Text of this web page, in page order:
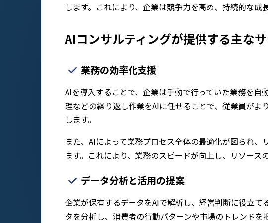
します。これにより、企業は競争力を高め、持続的な成
AIコンサルティングが提供する主な
業務の効率化支援
AIを導入することで、企業は手動で行っていた業務を自
理などの繰り返し作業をAIに任せることで、従業員がよ
します。
また、AIによって業務プロセス全体の最適化が図られ、
ます。これにより、業務のスピードが向上し、リソース
データ分析と活用の提案
企業が保有するデータをAIで解析し、経営判断に役立て
タを分析し、消費者の行動パターンや市場のトレンド